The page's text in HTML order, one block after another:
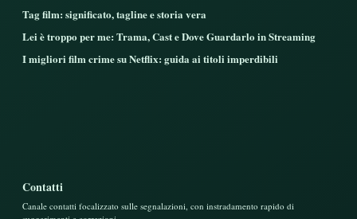
Tag film: significato, tagline e storia vera
Lei è troppo per me: Trama, Cast e Dove Guardarlo in Streaming
I migliori film crime su Netflix: guida ai titoli imperdibili
Contatti
Canale contatti focalizzato sulle segnalazioni, con instradamento rapido di